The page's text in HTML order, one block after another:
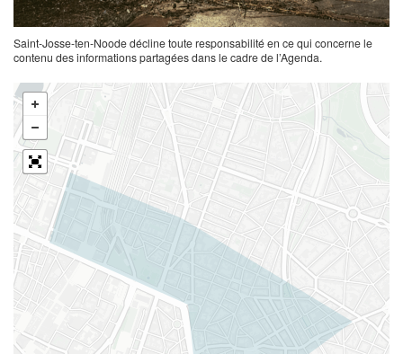
Saint-Josse-ten-Noode décline toute responsabilité en ce qui concerne le
contenu des informations partagées dans le cadre de l’Agenda.